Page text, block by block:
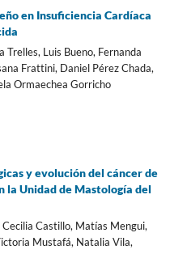
en Insuficiencia Cardíaca
Luis Bueno, Fernanda
Frattini, Daniel Pérez Chada,
Ormaechea Gorricho
y evolución del cáncer de
la Unidad de Mastología del
Castillo, Matías Mengui,
Mustafá, Natalia Vila,